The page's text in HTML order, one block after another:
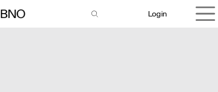
Login